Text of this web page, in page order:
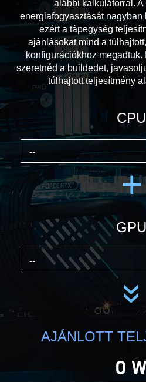
alábbi kalkulátorral. A
energiafogyasztását
ezért a tápegység
ajánlásokat mind a
konfigurációkhoz
szeretnéd a buildedet,
túlhajtott teljesítmény
CPU
+
GPU
»
AJÁNLOTT
0 W